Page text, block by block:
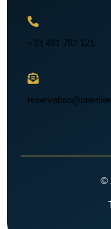
+33 491 782 121
©